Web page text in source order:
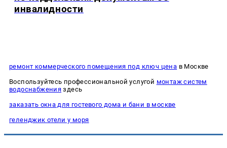
инвалидности
ремонт коммерческого помещения под ключ цена в Москве
Воспользуйтесь профессиональной услугой монтаж систем
водоснабжения здесь
заказать окна для гостевого дома и бани в москве
геленджик отели у моря